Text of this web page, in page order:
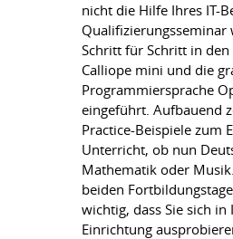
nicht die Hilfe Ihres IT-
Qualifizierungsseminar
Schritt für Schritt in den
Calliope mini und die
Programmiersprache
eingeführt. Aufbauend
Practice-Beispiele zum
Unterricht, ob nun
Mathematik oder
beiden
wichtig, dass Sie sich in
Einrichtung